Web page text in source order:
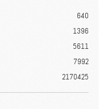
640
1396
5611
7992
2170425